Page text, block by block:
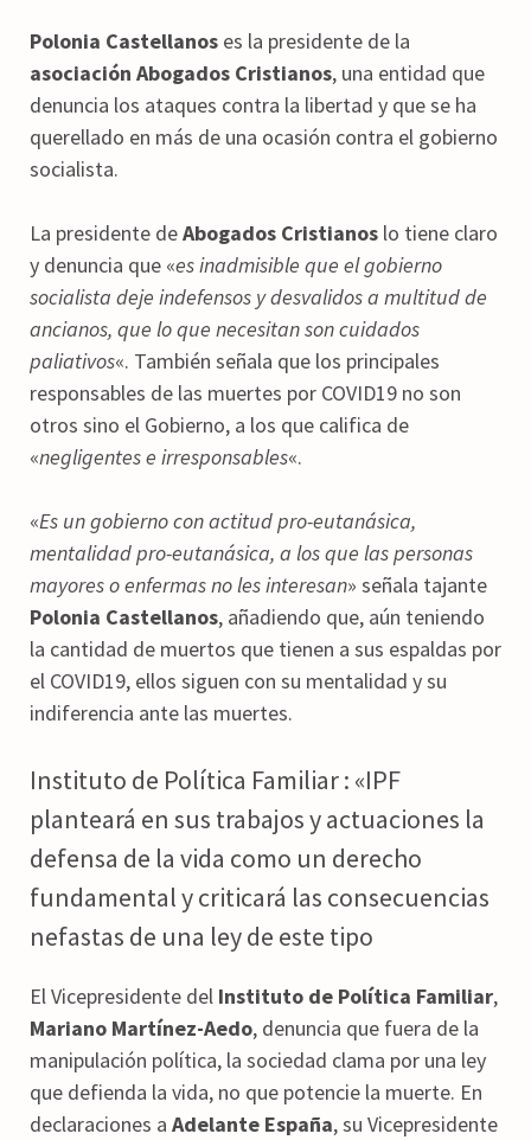
Polonia Castellanos es la presidente de la
asociación Abogados Cristianos, una entidad que
denuncia los ataques contra la libertad y que se ha
querellado en más de una ocasión contra el gobierno
socialista.
La presidente deAbogados Cristianos lo tiene claro
y denuncia que «es inadmisible que el gobierno
socialista deje indefensos y desvalidos a multitud de
ancianos, que lo que necesitan son cuidados
paliativos«. También señala que los principales
responsables de las muertes por COVID19 no son
otros sino el Gobierno, a los que califica de
«negligentes e irresponsables«.
«Es un gobierno con actitud pro-eutanásica,
mentalidad pro-eutanásica, a los que las personas
mayores o enfermas no les interesan» señala tajante
Polonia Castellanos, añadiendo que, aún teniendo
la cantidad de muertos que tienen a sus espaldas por
el COVID19, ellos siguen con su mentalidad y su
indiferencia ante las muertes.
Instituto de Política Familiar : «IPF
planteará en sus trabajos y actuaciones la
defensa de la vida como un derecho
fundamental y criticará las consecuencias
nefastas de una ley de este tipo
El Vicepresidente del Instituto de Política Familiar,
Mariano Martínez-Aedo, denuncia que fuera de la
manipulación política, la sociedad clama por una ley
que defienda la vida, no que potencie la muerte. En
declaraciones a Adelante España, su Vicepresidente